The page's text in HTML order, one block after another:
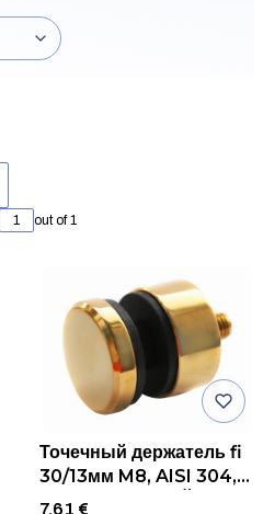
out of 1
Точечный держатель fi
30/13мм M8, AISI 304,
ПОЛИР ЗОЛОТОЙ
Price
7,61 €